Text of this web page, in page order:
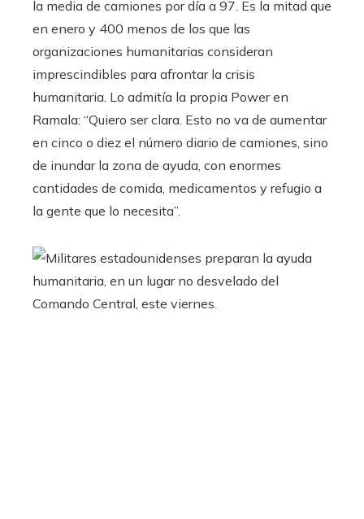
la media de camiones por día a 97. Es la mitad que
en enero y 400 menos de los que las
organizaciones humanitarias consideran
imprescindibles para afrontar la crisis
humanitaria. Lo admitía la propia Power en
Ramala: “Quiero ser clara. Esto no va de aumentar
en cinco o diez el número diario de camiones, sino
de inundar la zona de ayuda, con enormes
cantidades de comida, medicamentos y refugio a
la gente que lo necesita”.